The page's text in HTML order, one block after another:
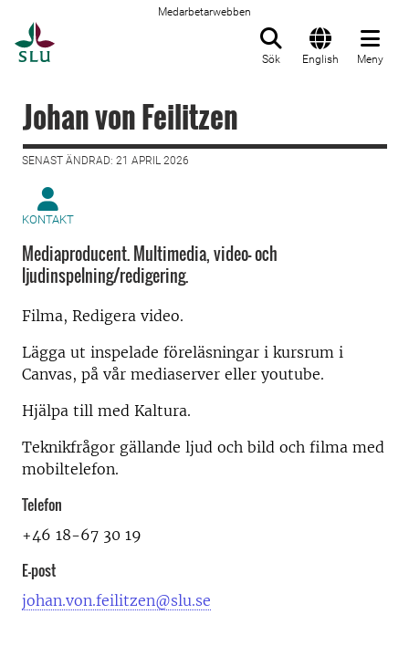
Medarbetarwebben
Sök English Meny
Johan von Feilitzen
SENAST ÄNDRAD: 21 APRIL 2026
KONTAKT
Mediaproducent. Multimedia, video- och
ljudinspelning/redigering.
Filma, Redigera video.
Lägga ut inspelade föreläsningar i kursrum i
Canvas, på vår mediaserver eller youtube.
Hjälpa till med Kaltura.
Teknikfrågor gällande ljud och bild och filma med
mobiltelefon.
Telefon
+46 18-67 30 19
E-post
johan.von.feilitzen@slu.se